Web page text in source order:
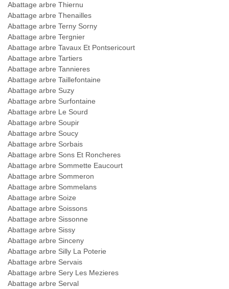
Abattage arbre Thiernu
Abattage arbre Thenailles
Abattage arbre Terny Sorny
Abattage arbre Tergnier
Abattage arbre Tavaux Et Pontsericourt
Abattage arbre Tartiers
Abattage arbre Tannieres
Abattage arbre Taillefontaine
Abattage arbre Suzy
Abattage arbre Surfontaine
Abattage arbre Le Sourd
Abattage arbre Soupir
Abattage arbre Soucy
Abattage arbre Sorbais
Abattage arbre Sons Et Roncheres
Abattage arbre Sommette Eaucourt
Abattage arbre Sommeron
Abattage arbre Sommelans
Abattage arbre Soize
Abattage arbre Soissons
Abattage arbre Sissonne
Abattage arbre Sissy
Abattage arbre Sinceny
Abattage arbre Silly La Poterie
Abattage arbre Servais
Abattage arbre Sery Les Mezieres
Abattage arbre Serval